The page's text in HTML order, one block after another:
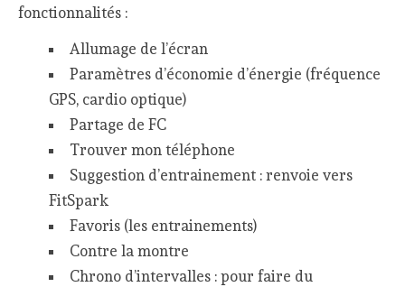
fonctionnalités :
Allumage de l’écran
Paramètres d’économie d’énergie (fréquence
GPS, cardio optique)
Partage de FC
Trouver mon téléphone
Suggestion d’entrainement : renvoie vers
FitSpark
Favoris (les entrainements)
Contre la montre
Chrono d’intervalles : pour faire du